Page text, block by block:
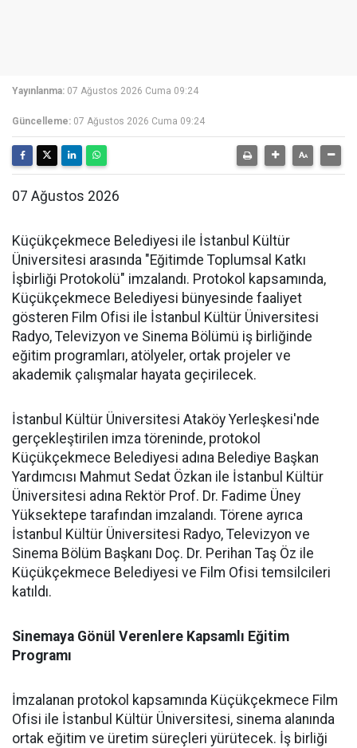
Yayınlanma: 07 Ağustos 2026 Cuma 09:24
Güncelleme: 07 Ağustos 2026 Cuma 09:24
07 Ağustos 2026
Küçükçekmece Belediyesi ile İstanbul Kültür
Üniversitesi arasında "Eğitimde Toplumsal Katkı
İşbirliği Protokolü" imzalandı. Protokol kapsamında,
Küçükçekmece Belediyesi bünyesinde faaliyet
gösteren Film Ofisi ile İstanbul Kültür Üniversitesi
Radyo, Televizyon ve Sinema Bölümü iş birliğinde
eğitim programları, atölyeler, ortak projeler ve
akademik çalışmalar hayata geçirilecek.
İstanbul Kültür Üniversitesi Ataköy Yerleşkesi'nde
gerçekleştirilen imza töreninde, protokol
Küçükçekmece Belediyesi adına Belediye Başkan
Yardımcısı Mahmut Sedat Özkan ile İstanbul Kültür
Üniversitesi adına Rektör Prof. Dr. Fadime Üney
Yüksektepe tarafından imzalandı. Törene ayrıca
İstanbul Kültür Üniversitesi Radyo, Televizyon ve
Sinema Bölüm Başkanı Doç. Dr. Perihan Taş Öz ile
Küçükçekmece Belediyesi ve Film Ofisi temsilcileri
katıldı.
Sinemaya Gönül Verenlere Kapsamlı Eğitim
Programı
İmzalanan protokol kapsamında Küçükçekmece Film
Ofisi ile İstanbul Kültür Üniversitesi, sinema alanında
ortak eğitim ve üretim süreçleri yürütecek. İş birliği